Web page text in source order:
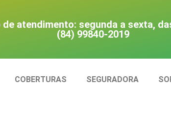
atendimento: segunda a sexta,
(84) 99840-2019
COBERTURAS SEGURADORA